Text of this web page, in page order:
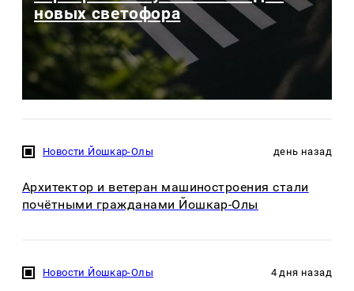
новых светофора
Новости Йошкар-Олы день назад
Архитектор и ветеран машиностроения стали
почётными гражданами Йошкар-Олы
Новости Йошкар-Олы 4 дня назад